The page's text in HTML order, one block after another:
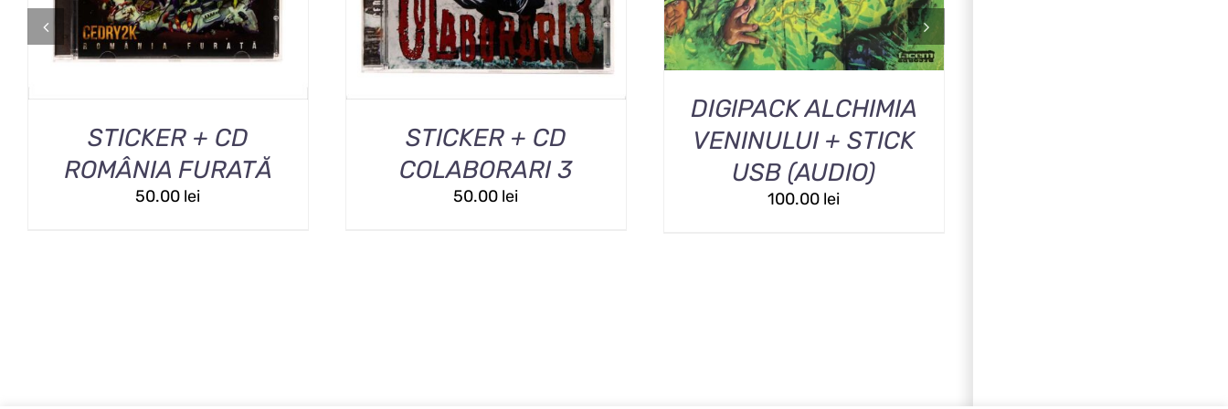
STICKER + CD
ROMÂNIA FURATĂ
50.00 lei
MAI
MULTE
VARIAȚII.
OPȚIUNILE
ALESE
ÎN
PAGINA
STICKER + CD
COLABORARI 3
50.00 lei
DIGIPACK ALCHIMIA
VENINULUI + STICK
USB (AUDIO)
100.00 lei